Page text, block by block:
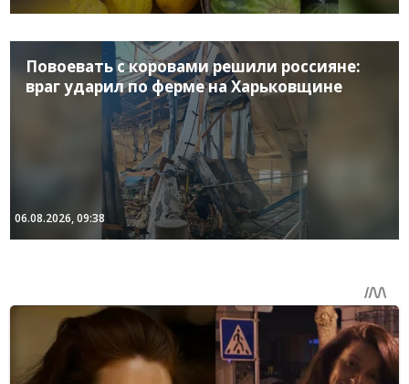
Повоевать с коровами решили россияне:
враг ударил по ферме на Харьковщине
06.08.2026, 09:38